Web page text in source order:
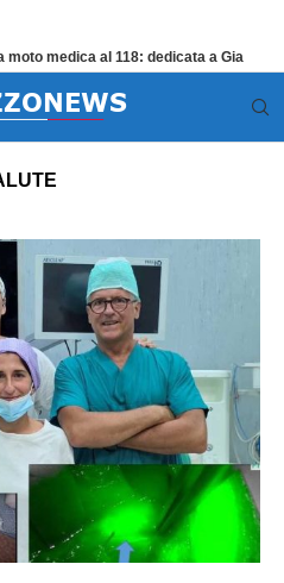
Carnevale 2026: migliaia sul lungomare